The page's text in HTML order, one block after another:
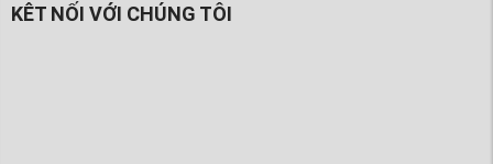
KÊT NỐI VỚI CHÚNG TÔI